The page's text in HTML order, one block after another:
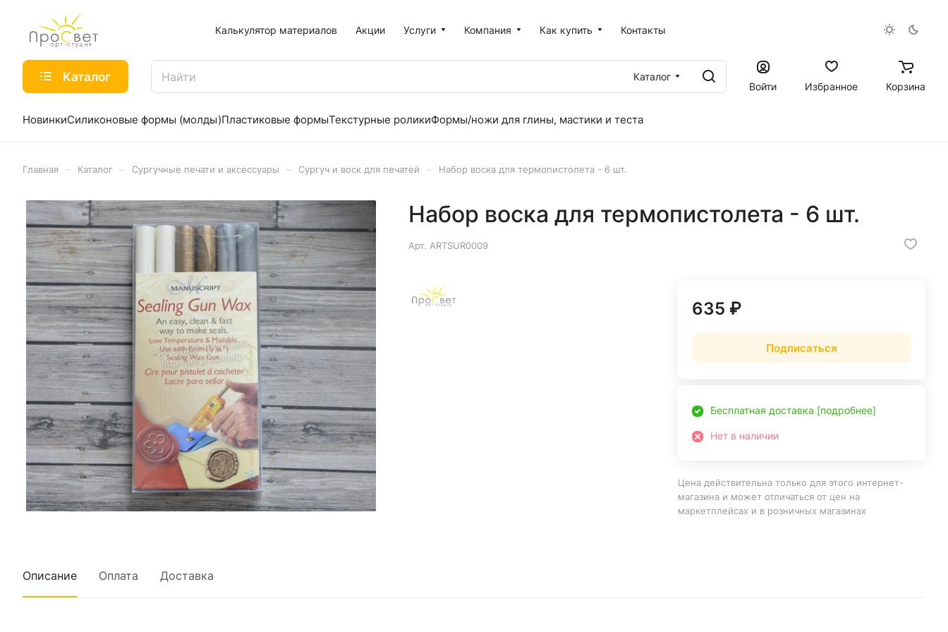
Калькулятор материалов Акции Услуги Компания Как купить Контакты
Каталог
Каталог
Войти
Избранное Корзина
НовинкиСиликоновые формы (молды)Пластиковые формыТекстурные роликиФормы/ножи для глины, мастики и теста
Главная Каталог Сургучные печати и аксессуары Сургуч и воск для печатей Набор воска для термопистолета - 6 шт.
Набор воска для термопистолета - 6 шт.
Арт. ARTSUR0009
635 ₽
Подписаться
Бесплатная доставка [подробнее]
Нет в наличии
Цена действительна только для этого интернет-
магазина и может отличаться от цен на
маркетплейсах и в розничных магазинах
Описание Оплата Доставка